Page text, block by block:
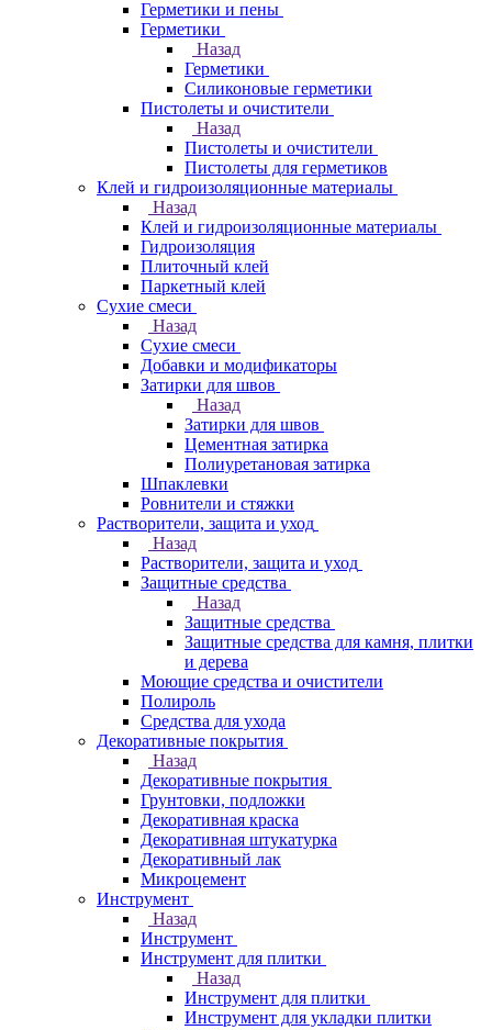
Герметики и пены
Герметики
Назад
Герметики
Силиконовые герметики
Пистолеты и очистители
Назад
Пистолеты и очистители
Пистолеты для герметиков
Клей и гидроизоляционные материалы
Назад
Клей и гидроизоляционные материалы
Гидроизоляция
Плиточный клей
Паркетный клей
Сухие смеси
Назад
Сухие смеси
Добавки и модификаторы
Затирки для швов
Назад
Затирки для швов
Цементная затирка
Полиуретановая затирка
Шпаклевки
Ровнители и стяжки
Растворители, защита и уход
Назад
Растворители, защита и уход
Защитные средства
Назад
Защитные средства
Защитные средства для камня, плитки
и дерева
Моющие средства и очистители
Полироль
Средства для ухода
Декоративные покрытия
Назад
Декоративные покрытия
Грунтовки, подложки
Декоративная краска
Декоративная штукатурка
Декоративный лак
Микроцемент
Инструмент
Назад
Инструмент
Инструмент для плитки
Назад
Инструмент для плитки
Инструмент для укладки плитки